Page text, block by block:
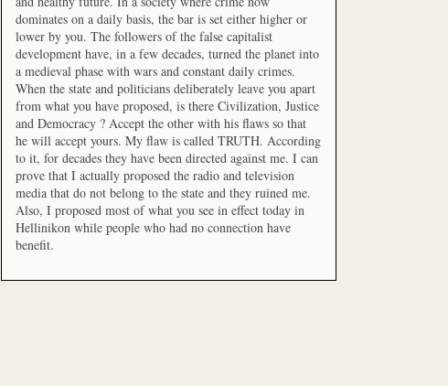
dominates on a daily basis, the bar is set either higher or
lower by you. The followers of the false capitalist
development have, in a few decades, turned the planet into
a medieval phase with wars and constant daily crimes.
When the state and politicians deliberately leave you apart
from what you have proposed, is there Civilization, Justice
and Democracy ? Accept the other with his flaws so that
he will accept yours. My flaw is called TRUTH. According
to it, for decades they have been directed against me. I can
prove that I actually proposed the radio and television
media that do not belong to the state and they ruined me.
Also, I proposed most of what you see in effect today in
Hellinikon while people who had no connection have
benefit.